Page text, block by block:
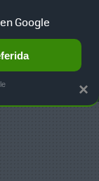
TERRITORIO
×
Google